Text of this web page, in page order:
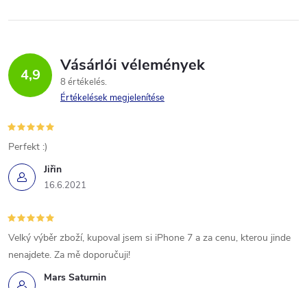
4,9 Vásárlói vélemények
8 értékelés
Értékelések megjelenítése
Jiřin
16.6.2021
Perfekt :)
Mars Saturnin
Velký výběr zboží, kupoval jsem si iPhone 7 a za cenu, kterou jinde
nenajdete. Za mě doporučuji!